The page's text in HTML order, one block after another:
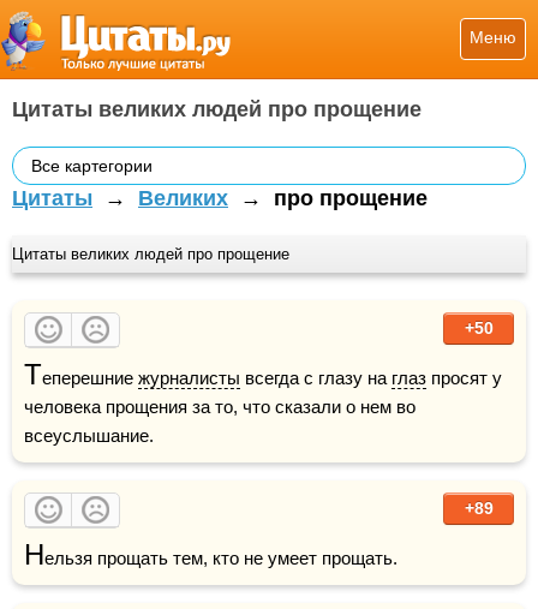
Меню
Цитаты великих людей про прощение
Все картегории
Цитаты → Великих → про прощение
Цитаты великих людей про прощение
+50
Теперешние журналисты всегда с глазу на глаз просят у
человека прощения за то, что сказали о нем во
всеуслышание.
+89
Нельзя прощать тем, кто не умеет прощать.